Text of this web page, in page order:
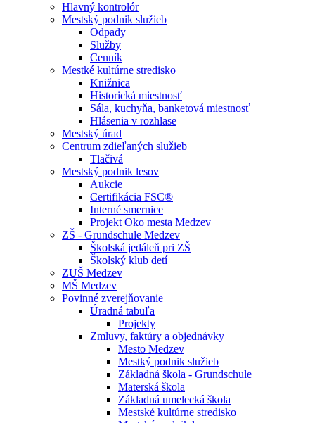
Hlavný kontrolór
Mestský podnik služieb
Odpady
Služby
Cenník
Mestké kultúrne stredisko
Knižnica
Historická miestnosť
Sála, kuchyňa, banketová miestnosť
Hlásenia v rozhlase
Mestský úrad
Centrum zdieľaných služieb
Tlačivá
Mestský podnik lesov
Aukcie
Certifikácia FSC®
Interné smernice
Projekt Oko mesta Medzev
ZŠ - Grundschule Medzev
Školská jedáleň pri ZŠ
Školský klub detí
ZUŠ Medzev
MŠ Medzev
Povinné zverejňovanie
Úradná tabuľa
Projekty
Zmluvy, faktúry a objednávky
Mesto Medzev
Mestký podnik služieb
Základná škola - Grundschule
Materská škola
Základná umelecká škola
Mestské kultúrne stredisko